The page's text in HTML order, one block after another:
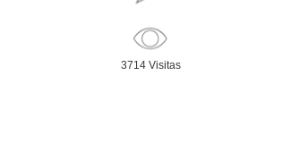
3714 Visitas